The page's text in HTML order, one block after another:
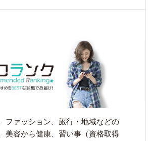
ファッション、旅行・地域などの
美容から健康、習い事（資格取得